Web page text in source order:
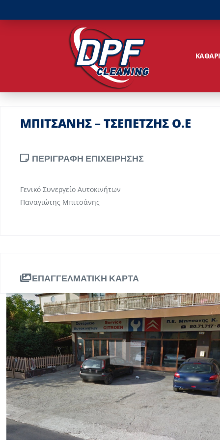
ΜΠΙΤΣΑΝΗΣ – ΤΣΕΠΕΤΖΗΣ Ο.Ε
ΠΕΡΙΓΡΑΦΗ ΕΠΙΧΕΙΡΗΣΗΣ
Γενικό Συνεργείο Αυτοκινήτων
Παναγιώτης Μπιτσάνης
ΕΠΑΓΓΕΛΜΑΤΙΚΗ ΚΑΡΤΑ